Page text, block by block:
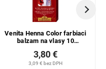
Venita Henna Color farbiaci
balzam na vlasy 10
3,09 € bez DPH
3,80 €